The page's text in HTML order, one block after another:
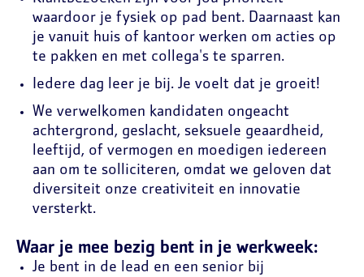
waardoor je fysiek op pad bent. Daarnaast kan
je vanuit huis of kantoor werken om acties op
te pakken en met collega's te sparren.
Iedere dag leer je bij. Je voelt dat je groeit!
We verwelkomen kandidaten ongeacht
achtergrond, geslacht, seksuele geaardheid,
leeftijd, of vermogen en moedigen iedereen
aan om te solliciteren, omdat we geloven dat
diversiteit onze creativiteit en innovatie
versterkt.
Waar je mee bezig bent in je werkweek:
Je bent in de lead en een senior bij